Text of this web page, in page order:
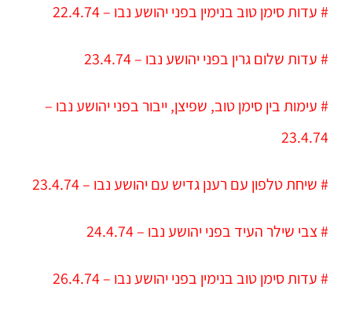
# עדות סימן טוב בנימין בפני יהושע נבו – 22.4.74
# עדות שלום גרין בפני יהושע נבו – 23.4.74
# עימות בין סימן טוב, שפיצן, ייבור בפני יהושע נבו –
23.4.74
# שיחת טלפון עם רענן גדיש עם יהושע נבו – 23.4.74
# צבי שילר העיד בפני יהושע נבו – 24.4.74
# עדות סימן טוב בנימין בפני יהושע נבו – 26.4.74